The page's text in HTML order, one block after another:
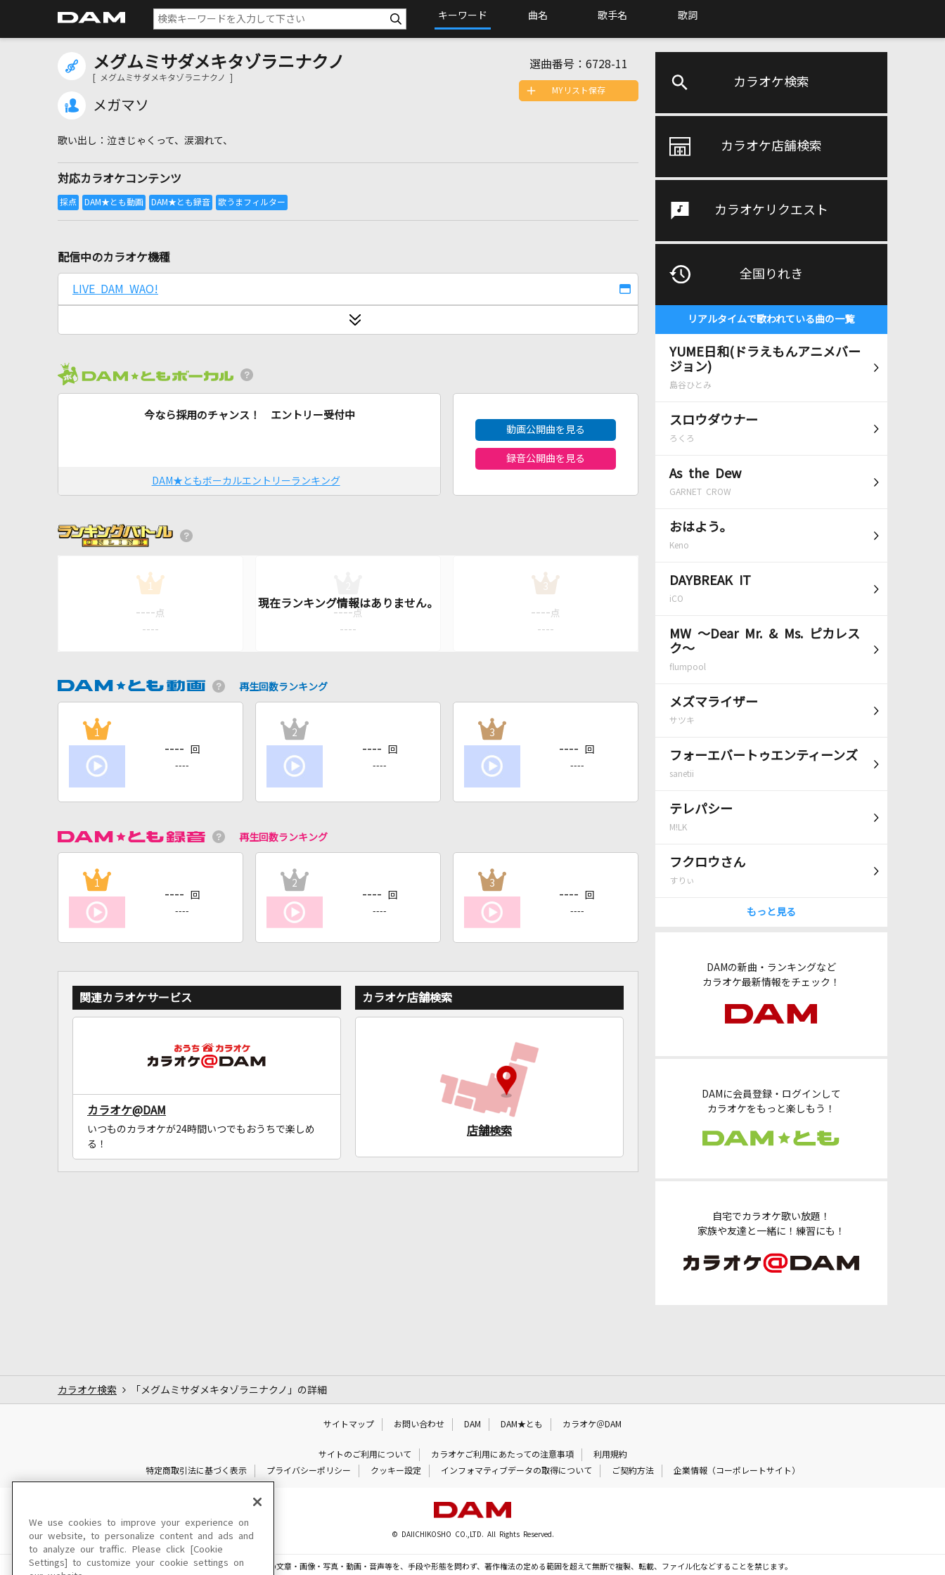
キーワード 曲名 歌手名 歌詞
カラオケ検索
カラオケ店舗検索
カラオケリクエスト
全国りれき
リアルタイムで歌われている曲の一覧
YUME日和(ドラえもんアニメバー
ジョン)
島谷ひとみ
スロウダウナー
ろくろ
As the Dew
GARNET CROW
おはよう。
Keno
DAYBREAK IT
iCO
MW ～Dear Mr. & Ms. ピカレス
ク～
flumpool
メズマライザー
サツキ
フォーエバートゥエンティーンズ
sanetii
テレパシー
M!LK
フクロウさん
すりぃ
もっと見る
DAMの新曲・ランキングなど
カラオケ最新情報をチェック！
DAMに会員登録・ログインして
カラオケをもっと楽しもう！
自宅でカラオケ歌い放題！
家族や友達と一緒に！練習にも！
メグムミサダメキタゾラニナクノ
[ メグムミサダメキタゾラニナクノ ]
メガマソ
選曲番号： 6728-11
泣きじゃくって、涙涸れて、
対応カラオケコンテンツ
MYリスト保存
配信中のカラオケ機種
LIVE DAM WAO!
今なら採用のチャンス！ エントリー受付中
DAM★ともボーカルエントリーランキング
動画公開曲を見る
録音公開曲を見る
1
---- 点
----
---- 点
----
3
---- 点
----
再生回数ランキング
1
---- 回
----
2
---- 回
----
3
---- 回
----
再生回数ランキング
1
---- 回
----
2
---- 回
----
3
---- 回
----
関連カラオケサービス
カラオケ@DAM
いつものカラオケが24時間いつでもおうちで楽しめ
る！
カラオケ店舗検索
店舗検索
カラオケ検索 「メグムミサダメキタゾラニナクノ」の詳細
サイトマップ お問い合わせ DAM DAM★とも カラオケ＠DAM
サイトのご利用について カラオケご利用にあたっての注意事項
利用規約
特定商取引法に基づく表示
プライバシーポリシー クッキー設定 インフォマティブデータの取得について ご契約方法 企業情報（コーポレートサイト）
© DAIICHIKOSHO CO.,LTD. All Rights Reserved.
このサイトに掲載されている一切の文章・画像・写真・動画・音声等を、手段や形態を問わず、著作権法の定める範囲を超えて無断で複製、転載、ファイル化などすることを禁じます。
We use cookies to improve your experience on
our website, to personalize content and ads and
to analyze our traffic. Please click [Cookie
Settings] to customize your cookie settings on